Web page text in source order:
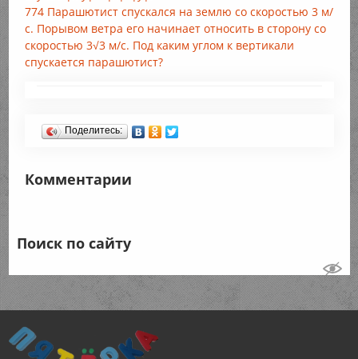
774 Парашютист спускался на землю со скоростью 3 м/
с. Порывом ветра его начинает относить в сторону со
скоростью 3√3 м/с. Под каким углом к вертикали
спускается парашютист?
Поделитесь:
Комментарии
Поиск по сайту